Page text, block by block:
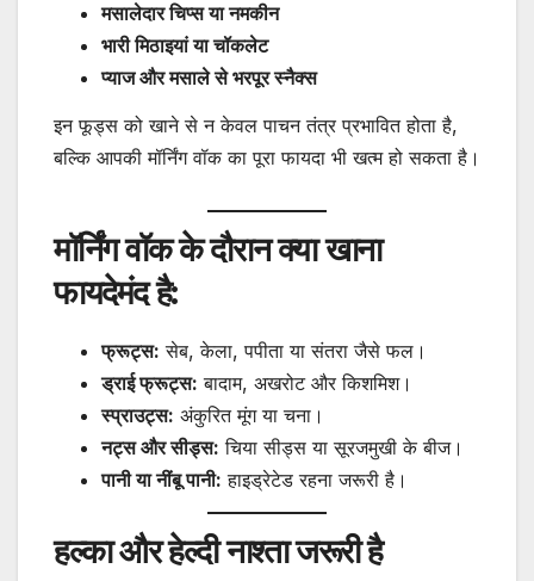
मसालेदार चिप्स या नमकीन
भारी मिठाइयां या चॉकलेट
प्याज और मसाले से भरपूर स्नैक्स
इन फूड्स को खाने से न केवल पाचन तंत्र प्रभावित होता है,
बल्कि आपकी मॉर्निंग वॉक का पूरा फायदा भी खत्म हो सकता है।
मॉर्निंग वॉक के दौरान क्या खाना
फायदेमंद है:
फ्रूट्स: सेब, केला, पपीता या संतरा जैसे फल।
ड्राई फ्रूट्स: बादाम, अखरोट और किशमिश।
स्प्राउट्स: अंकुरित मूंग या चना।
नट्स और सीड्स: चिया सीड्स या सूरजमुखी के बीज।
पानी या नींबू पानी: हाइड्रेटेड रहना जरूरी है।
हल्का और हेल्दी नाश्ता जरूरी है